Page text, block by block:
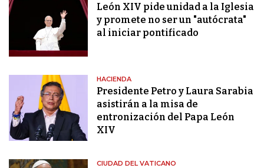
León XIV pide unidad a la Iglesia
y promete no ser un "autócrata"
al iniciar pontificado
HACIENDA
Presidente Petro y Laura Sarabia
asistirán a la misa de
entronización del Papa León
XIV
CIUDAD DEL VATICANO